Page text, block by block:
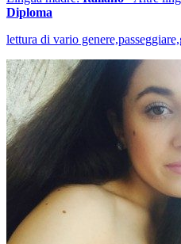
Diploma
lettura di vario